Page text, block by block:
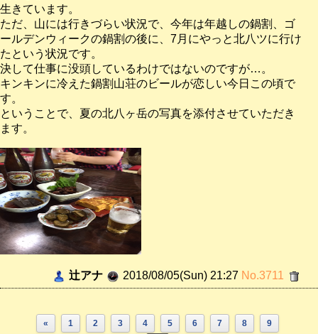
生きています。
ただ、山には行きづらい状況で、今年は年越しの鍋割、ゴ
ールデンウィークの鍋割の後に、7月にやっと北八ツに行け
たという状況です。
決して仕事に没頭しているわけではないのですが…。
キンキンに冷えた鍋割山荘のビールが恋しい今日この頃で
す。
ということで、夏の北八ヶ岳の写真を添付させていただき
ます。
辻アナ 2018/08/05(Sun) 21:27 No.3711
« 1 2 3 4 5 6 7 8 9